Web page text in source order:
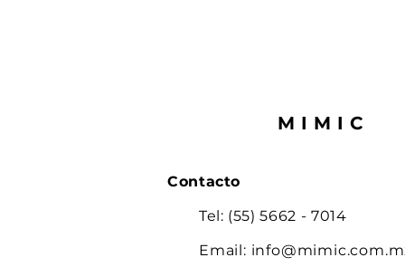
MIMIC
Contacto
Tel: (55) 5662 - 7014
Email: